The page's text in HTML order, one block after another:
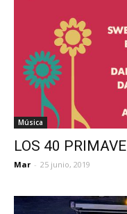
Música
LOS 40
Mar - 25 junio, 2019